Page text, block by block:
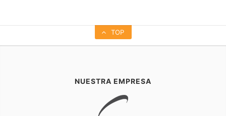
TOP
NUESTRA EMPRESA